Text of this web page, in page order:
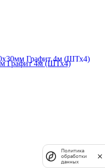
Графит 4м (ШТх4)
Политика
обработки
данных